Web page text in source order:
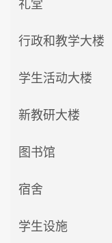
礼堂
行政和教学大楼
学生活动大楼
新教研大楼
图书馆
宿舍
学生设施